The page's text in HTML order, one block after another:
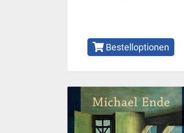
Bestelloptionen